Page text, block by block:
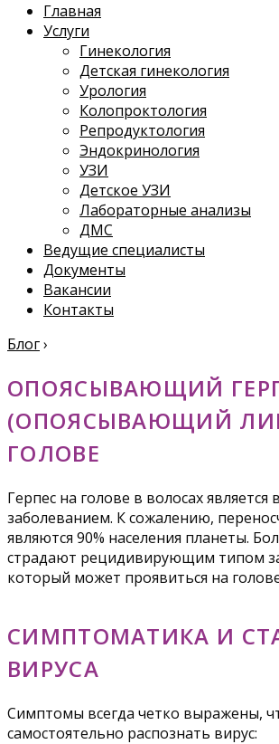
Главная
Услуги
Гинекология
Детская гинекология
Урология
Колопроктология
Репродуктология
Эндокринология
УЗИ
Детское УЗИ
Лабораторные анализы
ДМС
Ведущие специалисты
Документы
Вакансии
Контакты
Блог›
ОПОЯСЫВАЮЩИЙ
(ОПОЯСЫВАЮЩИЙ
ГОЛОВЕ
Герпес на голове в волосах является
заболеванием. К сожалению,
являются 90% населения планеты.
страдают рецидивирующим типом
который может проявиться на
СИМПТОМАТИКА И
ВИРУСА
Симптомы всегда четко выражены,
самостоятельно распознать вирус: